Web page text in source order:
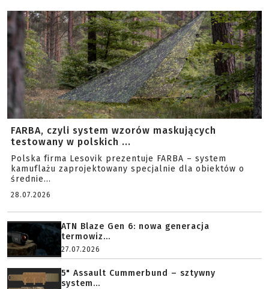
FARBA, czyli system wzorów maskujących
testowany w polskich ...
Polska firma Lesovik prezentuje FARBA – system
kamuflażu zaprojektowany specjalnie dla obiektów o
średnie...
28.07.2026
ATN Blaze Gen 6: nowa generacja
termowiz...
27.07.2026
5" Assault Cummerbund – sztywny
system...